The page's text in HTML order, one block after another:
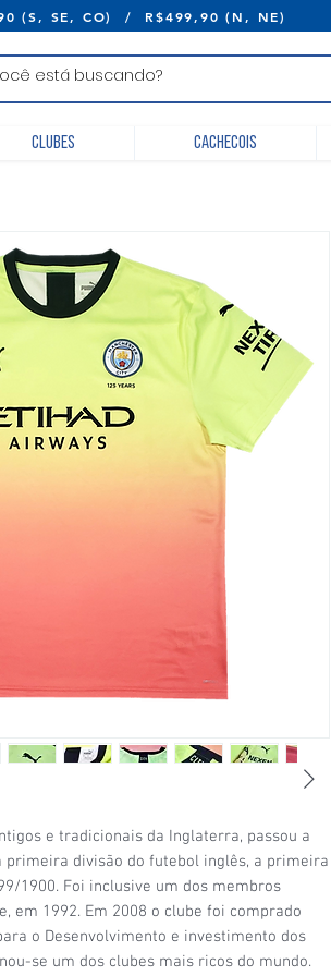
DE R$399,90 (S, SE, CO)
Clubes Cachecois
e tradicionais da Inglaterra, passou a
divisão do futebol inglês, a primeira
1900. Foi inclusive um dos membros
em 1992. Em 2008 o clube foi comprado
o Desenvolvimento e investimento dos
se um dos clubes mais ricos do mundo.